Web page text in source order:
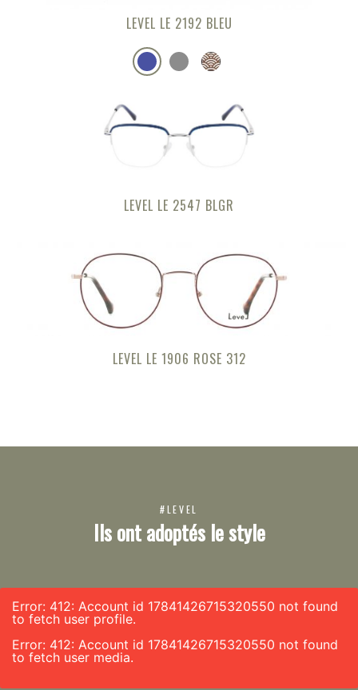
LEVEL LE 2192 BLEU
LEVEL LE 2547 BLGR
LEVEL LE 1906 ROSE 312
#LEVEL
Ils ont adoptés le style
Error: 412: Account id 17841426715320550 not found
to fetch user profile.
Error: 412: Account id 17841426715320550 not found
to fetch user media.